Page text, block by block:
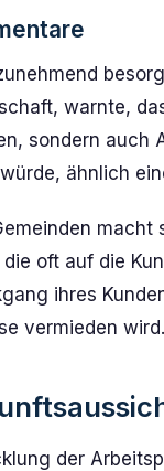
warnte,
sondern auch
ähnlich
oft auf die
ihres
vermieden wird.
der